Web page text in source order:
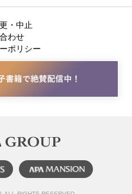
・中止
わせ
ポリシー